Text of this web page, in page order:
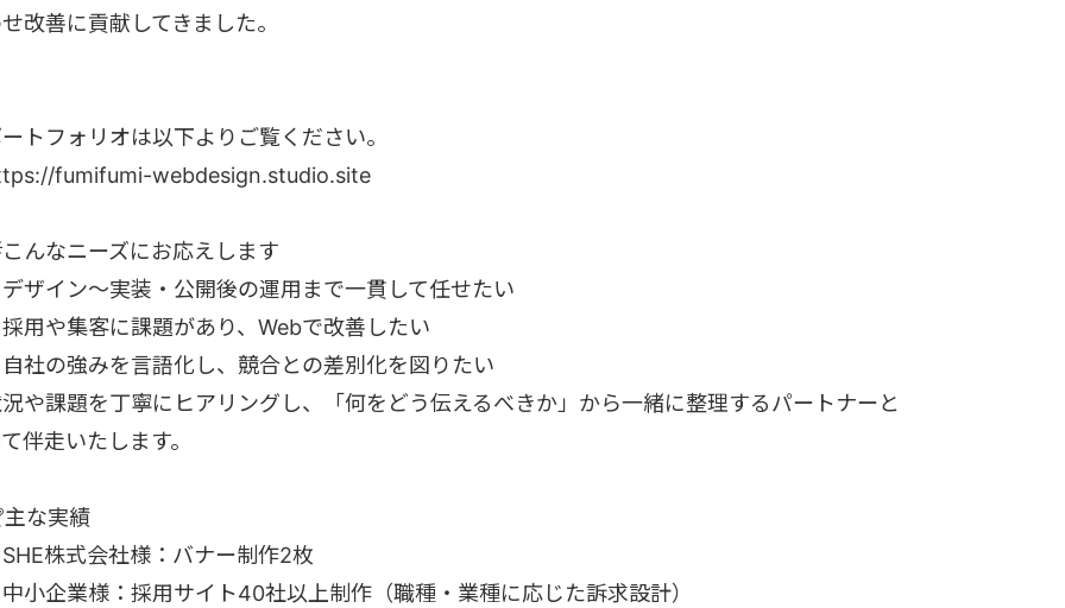
改善に貢献してきました。
トフォリオは以下よりご覧ください。
fumifumi-webdesign.studio.site
んなニーズにお応えします
ザイン〜実装・公開後の運用まで一貫して任せたい
用や集客に課題があり、Webで改善したい
社の強みを言語化し、競合との差別化を図りたい
や課題を丁寧にヒアリングし、「何をどう伝えるべきか」から一緒に整理するパートナーと
伴走いたします。
な実績
株式会社様：バナー制作2枚
小企業様：採用サイト40社以上制作（職種・業種に応じた訴求設計）